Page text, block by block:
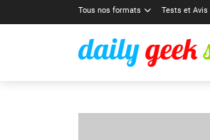
Tous nos formats Tests et Avis